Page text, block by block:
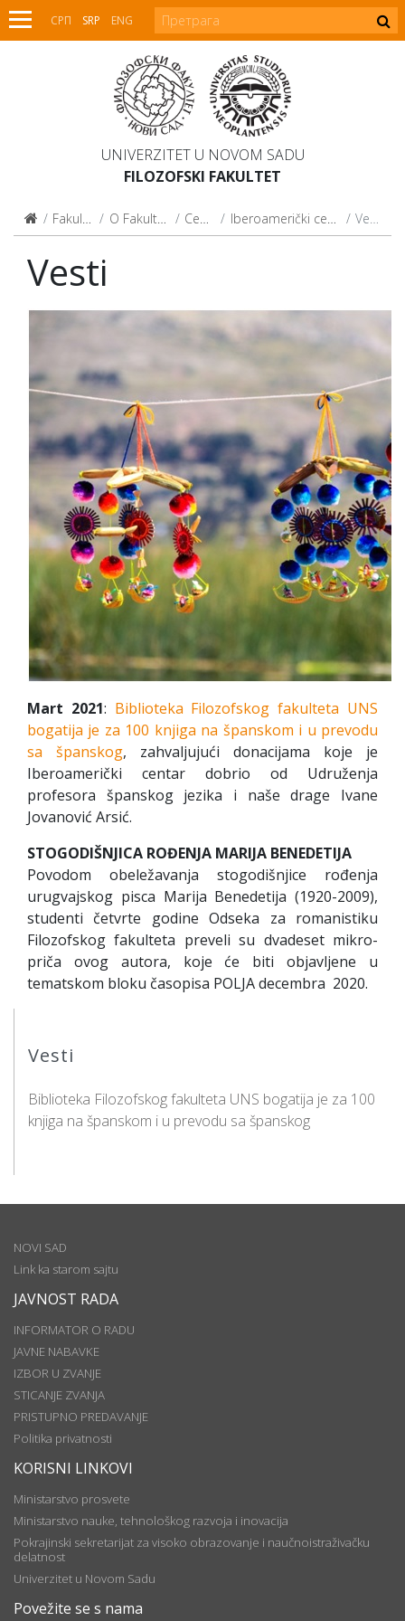
СРП SRP ENG
UNIVERZITET U NOVOM SADU
FILOZOFSKI FAKULTET
Fakultet O Fakultetu Centri Iberoamerički centar Vesti
Vesti
Biblioteka Filozofskog fakulteta UNS bogatija je za 100
knjiga na španskom i u prevodu sa španskog
Vesti
Mart 2021: Biblioteka Filozofskog fakulteta UNS
bogatija je za 100 knjiga na španskom i u prevodu
sa španskog, zahvaljujući donacijama koje je
Iberoamerički centar dobrio od Udruženja
profesora španskog jezika i naše drage Ivane
Jovanović Arsić.
STOGODIŠNJICA ROĐENJA MARIJA BENEDETIJA
Povodom obeležavanja stogodišnjice rođenja
urugvajskog pisca Marija Benedetija (1920-2009),
studenti četvrte godine Odseka za romanistiku
Filozofskog fakulteta preveli su dvadeset mikro-
priča ovog autora, koje će biti objavljene u
tematskom bloku časopisa POLJA decembra 2020.
NOVI SAD
Link ka starom sajtu
JAVNOST RADA
INFORMATOR O RADU
JAVNE NABAVKE
IZBOR U ZVANJE
STICANJE ZVANJA
PRISTUPNO PREDAVANJE
Politika privatnosti
KORISNI LINKOVI
Ministarstvo prosvete
Ministarstvo nauke, tehnološkog razvoja i inovacija
Pokrajinski sekretarijat za visoko obrazovanje i naučnoistraživačku
delatnost
Univerzitet u Novom Sadu
Povežite se s nama